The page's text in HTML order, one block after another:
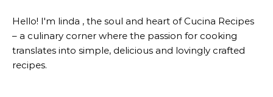
Hello! I'm linda , the soul and heart of Cucina Recipes
– a culinary corner where the passion for cooking
translates into simple, delicious and lovingly crafted
recipes.